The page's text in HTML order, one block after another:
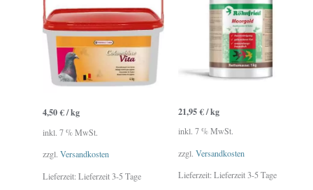
4,50€/kg
inkl. 7 % MwSt.
zzgl.Versandkosten
Lieferzeit:Lieferzeit 3-5 Tage
21,95€/kg
inkl. 7 % MwSt.
zzgl. Versandkosten
Lieferzeit:Lieferzeit 3-5 Tage